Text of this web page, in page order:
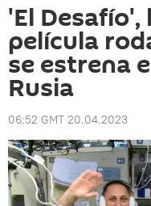
'El
película
se estrena
Rusia
06:52 GMT 20.04.2023